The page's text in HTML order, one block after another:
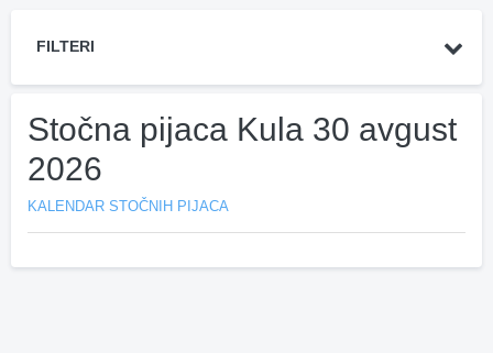
FILTERI
Stočna pijaca Kula 30 avgust
2026
KALENDAR STOČNIH PIJACA